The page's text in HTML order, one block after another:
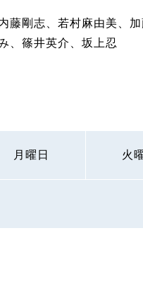
藤剛志、若村麻由美、
、篠井英介、坂上忍
月曜日 火